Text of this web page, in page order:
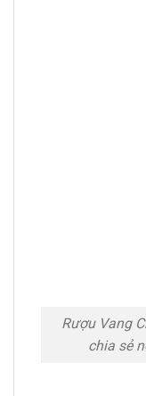
Rượu Vang
chia sẻ